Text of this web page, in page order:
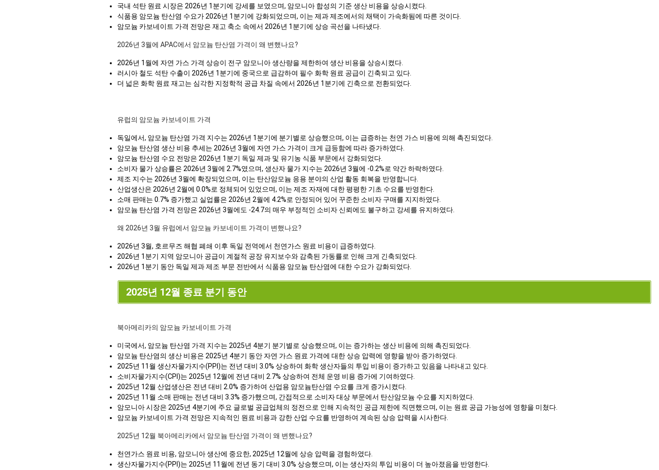
국내 석탄 원료 시장은 2026년 1분기에 강세를 보였으며, 암모니아 합성의 기준 생산 비용을 상승시켰다.
식품용 암모늄 탄산염 수요가 2026년 1분기에 강화되었으며, 이는 제과 제조에서의 채택이 가속화됨에 따른 것이다.
암모늄 카보네이트 가격 전망은 재고 축소 속에서 2026년 1분기에 상승 곡선을 나타냈다.
2026년 3월에 APAC에서 암모늄 탄산염 가격이 왜 변했나요?
2026년 1월에 자연 가스 가격 상승이 전구 암모니아 생산량을 제한하여 생산 비용을 상승시켰다.
러시아 철도 석탄 수출이 2026년 1분기에 중국으로 급감하여 필수 화학 원료 공급이 긴축되고 있다.
더 넓은 화학 원료 재고는 심각한 지정학적 공급 차질 속에서 2026년 1분기에 긴축으로 전환되었다.
유럽의 암모늄 카보네이트 가격
독일에서, 암모늄 탄산염 가격 지수는 2026년 1분기에 분기별로 상승했으며, 이는 급증하는 천연 가스 비용에 의해 촉진되었다.
암모늄 탄산염 생산 비용 추세는 2026년 3월에 자연 가스 가격이 크게 급등함에 따라 증가하였다.
암모늄 탄산염 수요 전망은 2026년 1분기 독일 제과 및 유기농 식품 부문에서 강화되었다.
소비자 물가 상승률은 2026년 3월에 2.7%였으며, 생산자 물가 지수는 2026년 3월에 -0.2%로 약간 하락하였다.
제조 지수는 2026년 3월에 확장되었으며, 이는 탄산암모늄 응용 분야의 산업 활동 회복을 반영합니다.
산업생산은 2026년 2월에 0.0%로 정체되어 있었으며, 이는 제조 자재에 대한 평평한 기초 수요를 반영한다.
소매 판매는 0.7% 증가했고 실업률은 2026년 2월에 4.2%로 안정되어 있어 꾸준한 소비자 구매를 지지하였다.
암모늄 탄산염 가격 전망은 2026년 3월에도 -24.7의 매우 부정적인 소비자 신뢰에도 불구하고 강세를 유지하였다.
왜 2026년 3월 유럽에서 암모늄 카보네이트 가격이 변했나요?
2026년 3월, 호르무즈 해협 폐쇄 이후 독일 전역에서 천연가스 원료 비용이 급증하였다.
2026년 1분기 지역 암모니아 공급이 계절적 공장 유지보수와 감축된 가동률로 인해 크게 긴축되었다.
2026년 1분기 동안 독일 제과 제조 부문 전반에서 식품용 암모늄 탄산염에 대한 수요가 강화되었다.
2025년 12월 종료 분기 동안
북아메리카의 암모늄 카보네이트 가격
미국에서, 암모늄 탄산염 가격 지수는 2025년 4분기 분기별로 상승했으며, 이는 증가하는 생산 비용에 의해 촉진되었다.
암모늄 탄산염의 생산 비용은 2025년 4분기 동안 자연 가스 원료 가격에 대한 상승 압력에 영향을 받아 증가하였다.
2025년 11월 생산자물가지수(PPI)는 전년 대비 3.0% 상승하여 화학 생산자들의 투입 비용이 증가하고 있음을 나타내고 있다.
소비자물가지수(CPI)는 2025년 12월에 전년 대비 2.7% 상승하여 전체 운영 비용 증가에 기여하였다.
2025년 12월 산업생산은 전년 대비 2.0% 증가하여 산업용 암모늄탄산염 수요를 크게 증가시켰다.
2025년 11월 소매 판매는 전년 대비 3.3% 증가했으며, 간접적으로 소비자 대상 부문에서 탄산암모늄 수요를 지지하였다.
암모니아 시장은 2025년 4분기에 주요 글로벌 공급업체의 정전으로 인해 지속적인 공급 제한에 직면했으며, 이는 원료 공급 가능성에 영향을 미쳤다.
암모늄 카보네이트 가격 전망은 지속적인 원료 비용과 강한 산업 수요를 반영하여 계속된 상승 압력을 시사한다.
2025년 12월 북아메리카에서 암모늄 탄산염 가격이 왜 변했나요?
천연가스 원료 비용, 암모니아 생산에 중요한, 2025년 12월에 상승 압력을 경험하였다.
생산자물가지수(PPI)는 2025년 11월에 전년 동기 대비 3.0% 상승했으며, 이는 생산자의 투입 비용이 더 높아졌음을 반영한다.